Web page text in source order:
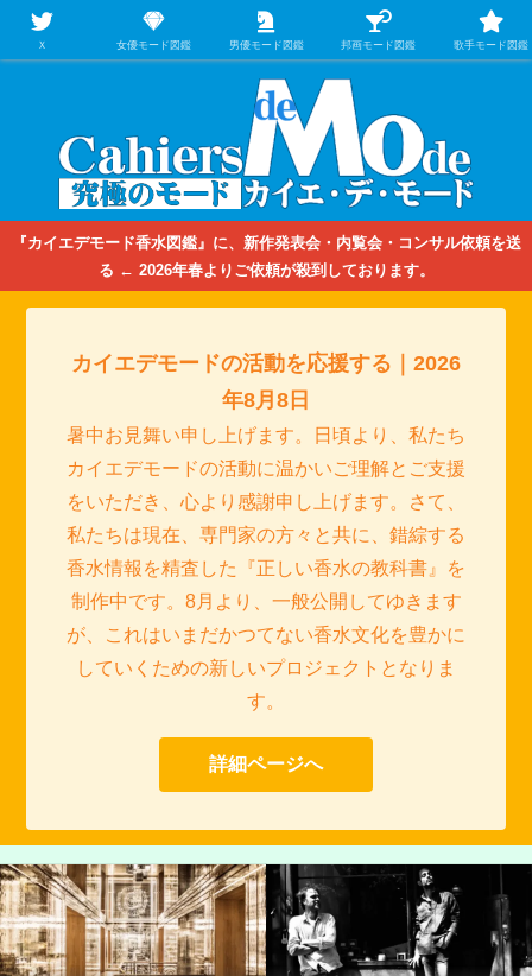
【映画/音楽の中のファッション＆香水】を徹底的に分析するファッション＆ア
パレル業界人のための学習サイト
『カイエデモード香水図鑑』に、新作発表会・内覧会・コンサル依頼を送
る ← 2026年春よりご依頼が殺到しております。
カイエデモードの活動を応援する｜2026
年8月8日
暑中お見舞い申し上げます。日頃より、私たち
カイエデモードの活動に温かいご理解とご支援
をいただき、心より感謝申し上げます。さて、
私たちは現在、専門家の方々と共に、錯綜する
香水情報を精査した『正しい香水の教科書』を
制作中です。8月より、一般公開してゆきます
が、これはいまだかつてない香水文化を豊かに
していくための新しいプロジェクトとなりま
す。
詳細ページへ
Ｘ 女優モード図鑑 男優モード図鑑 邦画モード図鑑 歌手モード図鑑